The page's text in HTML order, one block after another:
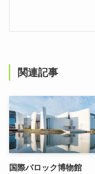
関連記事
国際バロック博物館